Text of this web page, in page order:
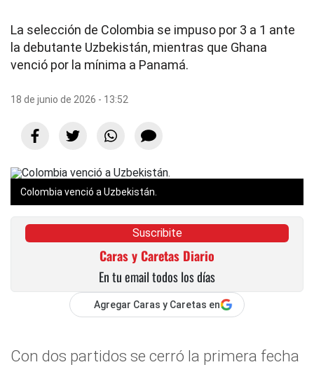
La selección de Colombia se impuso por 3 a 1 ante
la debutante Uzbekistán, mientras que Ghana
venció por la mínima a Panamá.
18 de junio de 2026 - 13:52
Colombia venció a Uzbekistán.
Suscribite
Caras y Caretas Diario
En tu email todos los días
Agregar Caras y Caretas en
Con dos partidos se cerró la primera fecha